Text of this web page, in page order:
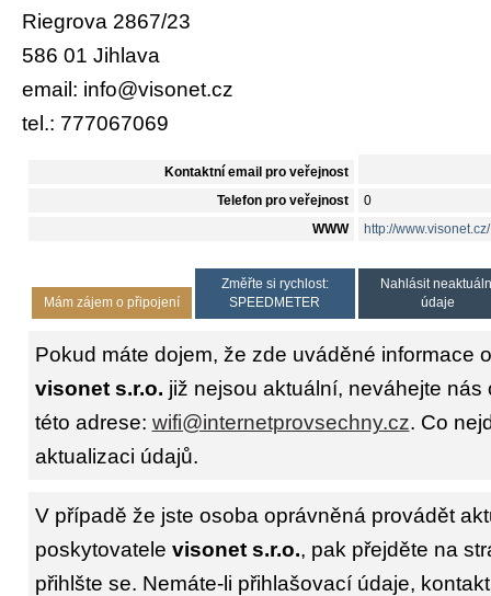
Riegrova 2867/23
586 01 Jihlava
email: info@visonet.cz
tel.: 777067069
Kontaktní email pro veřejnost
Telefon pro veřejnost 0
WWW http://www.visonet.cz/
Mám zájem o připojení
Změřte si rychlost:
SPEEDMETER
Nahlásit
údaje
Pokud máte dojem, že zde uváděné informace
visonet s.r.o. již nejsou aktuální, neváhejte nás
této adrese: wifi@internetprovsechny.cz. Co
aktualizaci údajů.
V případě že jste osoba oprávněná provádět
poskytovatele visonet s.r.o., pak přejděte na
přihlšte se. Nemáte-li přihlašovací údaje,